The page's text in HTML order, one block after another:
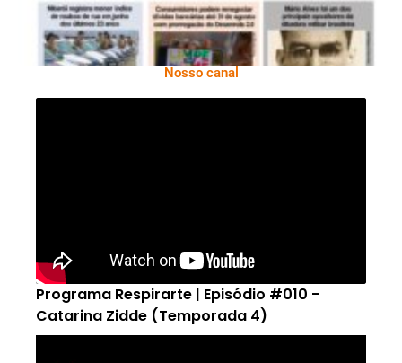
Nosso canal
Programa Respirarte | Episódio #010 -
Catarina Zidde (Temporada 4)